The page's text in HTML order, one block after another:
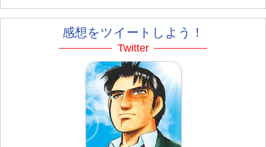
感想をツイートしよう！
Twitter